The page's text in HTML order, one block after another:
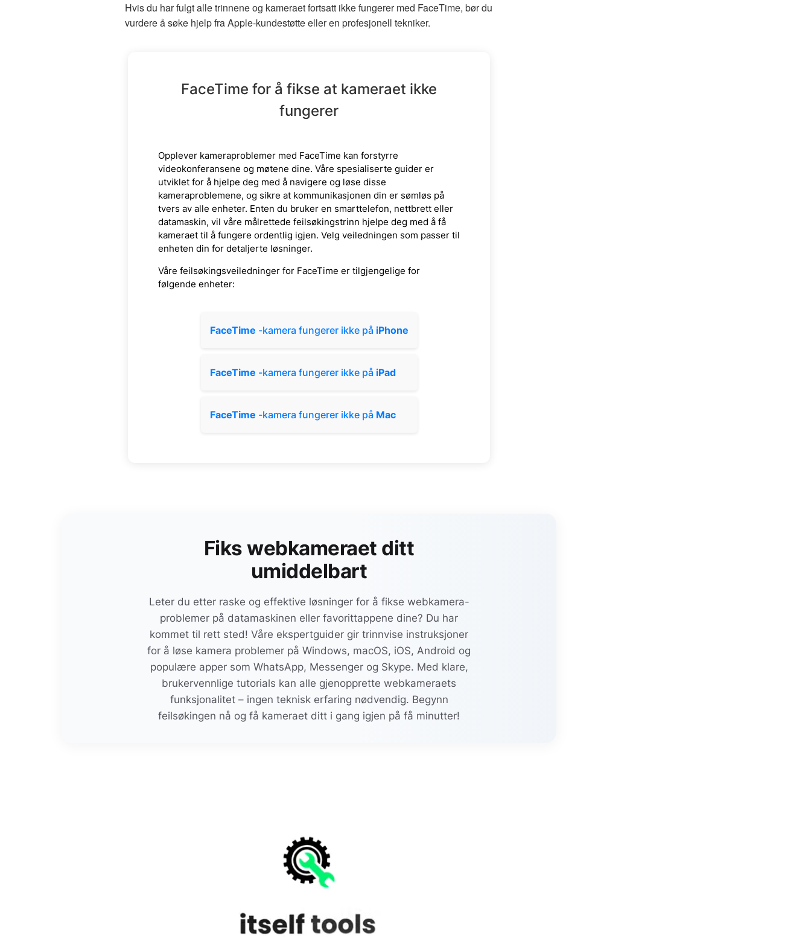
Hvis du har fulgt alle trinnene og kameraet fortsatt ikke fungerer med FaceTime, bør du
vurdere å søke hjelp fra Apple-kundestøtte eller en profesjonell tekniker.
FaceTime for å fikse at kameraet ikke
fungerer
Opplever kameraproblemer med FaceTime kan forstyrre
videokonferansene og møtene dine. Våre spesialiserte guider er
utviklet for å hjelpe deg med å navigere og løse disse
kameraproblemene, og sikre at kommunikasjonen din er sømløs på
tvers av alle enheter. Enten du bruker en smarttelefon, nettbrett eller
datamaskin, vil våre målrettede feilsøkingstrinn hjelpe deg med å få
kameraet til å fungere ordentlig igjen. Velg veiledningen som passer til
enheten din for detaljerte løsninger.
Våre feilsøkingsveiledninger for FaceTime er tilgjengelige for
følgende enheter:
FaceTime -kamera fungerer ikke på iPhone
FaceTime -kamera fungerer ikke på iPad
FaceTime -kamera fungerer ikke på Mac
Fiks webkameraet ditt
umiddelbart
Leter du etter raske og effektive løsninger for å fikse webkamera-
problemer på datamaskinen eller favorittappene dine? Du har
kommet til rett sted! Våre ekspertguider gir trinnvise instruksjoner
for å løse kamera problemer på Windows, macOS, iOS, Android og
populære apper som WhatsApp, Messenger og Skype. Med klare,
brukervennlige tutorials kan alle gjenopprette webkameraets
funksjonalitet – ingen teknisk erfaring nødvendig. Begynn
feilsøkingen nå og få kameraet ditt i gang igjen på få minutter!